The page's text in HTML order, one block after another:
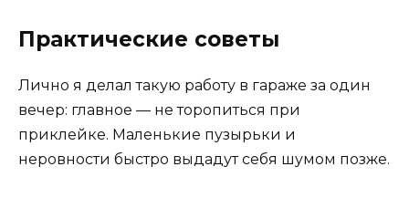
Практические советы
Лично я делал такую работу в гараже за один
вечер: главное — не торопиться при
приклейке. Маленькие пузырьки и
неровности быстро выдадут себя шумом позже.